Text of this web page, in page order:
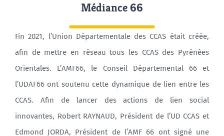
Médiance 66
Fin 2021, l’Union Départementale des CCAS était créée,
afin de mettre en réseau tous les CCAS des Pyrénées
Orientales. L’AMF66, le Conseil Départemental 66 et
l’UDAF66 ont soutenu cette dynamique de lien entre les
CCAS. Afin de lancer des actions de lien social
innovantes, Robert RAYNAUD, Président de l’UD CCAS et
Edmond JORDA, Président de l’AMF 66 ont signé une